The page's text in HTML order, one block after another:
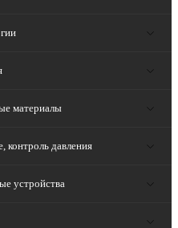
материалы
контроль давления
устройства